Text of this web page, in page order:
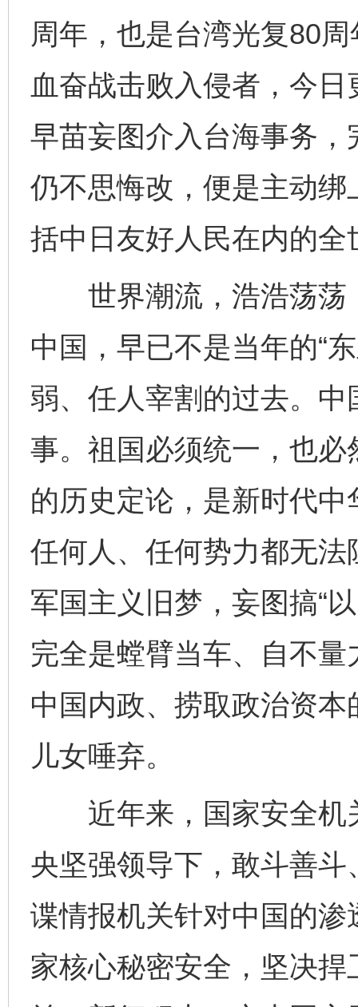
周年，也是台湾光复80
血奋战击败入侵者，今
早苗妄图介入台海事务
仍不思悔改，便是主动
括中日友好人民在内的
世界潮流，浩浩荡荡
中国，早已不是当年的“
弱、任人宰割的过去。
事。祖国必须统一，也
的历史定论，是新时代
任何人、任何势力都无
军国主义旧梦，妄图搞“
完全是螳臂当车、自不
中国内政、捞取政治资本
儿女唾弃。
近年来，国家安全机
央坚强领导下，敢斗善
谍情报机关针对中国的
家核心秘密安全，坚决